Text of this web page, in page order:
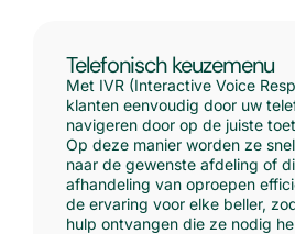
Telefonisch keuzemenu
Met IVR (Interactive Voice
klanten eenvoudig door uw
navigeren door op de juiste
Op deze manier worden ze
naar de gewenste afdeling of
afhandeling van oproepen
de ervaring voor elke beller,
hulp ontvangen die ze nodig